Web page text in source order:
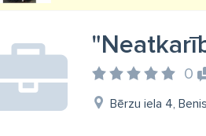
0
Bērzu iela 4,